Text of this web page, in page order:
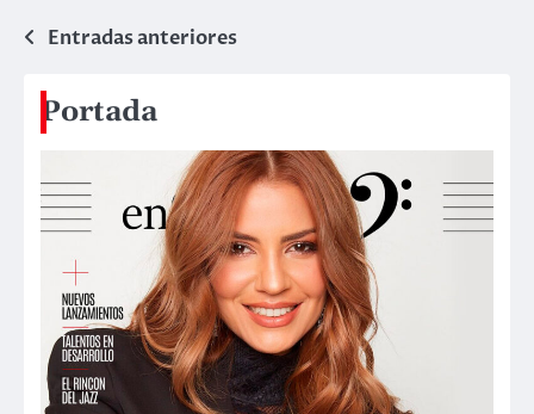
Navegación
de
entradas
Entradas anteriores
Portada